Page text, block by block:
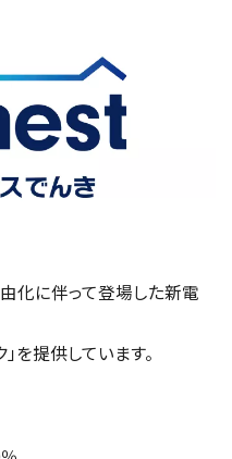
化に伴って登場した新電
を提供しています。